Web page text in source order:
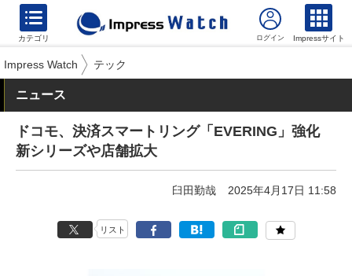
カテゴリ Impressサイト
Impress Watch テック
ニュース
ドコモ、決済スマートリング「EVERING」強化
新シリーズや店舗拡大
臼田勤哉 2025年4月17日 11:58
リスト